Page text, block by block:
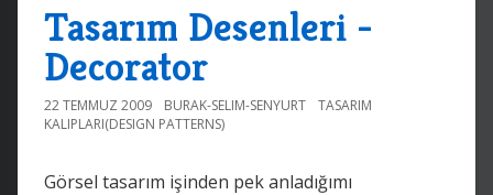
Tasarım Desenleri -
Decorator
22 TEMMUZ 2009 BURAK-SELIM-SENYURT
TASARIM
KALIPLARI(DESIGN PATTERNS)
Görsel tasarım işinden pek anladığımı